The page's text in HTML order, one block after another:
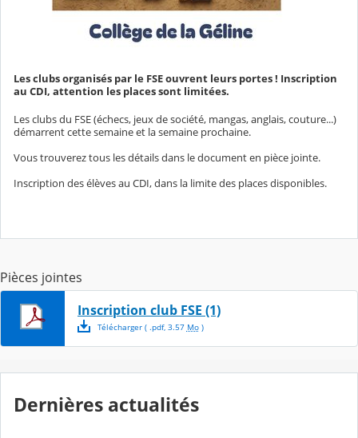
Les clubs organisés par le FSE ouvrent leurs portes ! Inscription
au CDI, attention les places sont limitées.
Les clubs du FSE (échecs, jeux de société, mangas, anglais, couture...)
démarrent cette semaine et la semaine prochaine.
Vous trouverez tous les détails dans le document en pièce jointe.
Inscription des élèves au CDI, dans la limite des places disponibles.
Pièces jointes
Inscription club FSE (1)
Télécharger( .pdf, 3.57 Mo)
Dernières actualités